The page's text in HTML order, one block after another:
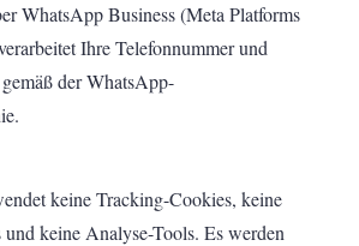
WhatsApp Business (Meta Platforms
Ihre Telefonnummer und
der WhatsApp-
keine Tracking-Cookies, keine
keine Analyse-Tools. Es werden